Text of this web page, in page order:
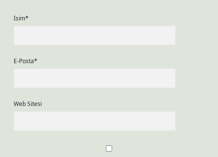
İsim*
E-Posta*
Web Sitesi